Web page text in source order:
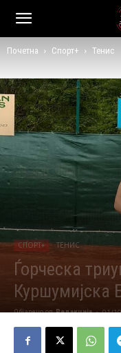
Почетна Спорт+ Тенис
СПОРТ+ ТЕНИС
Ѓорческа
Куршумијска
Објавено од Редакција - 01/